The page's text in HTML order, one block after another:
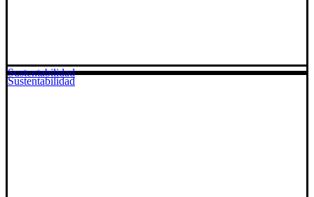
Sustentabilidad
Sustentabilidad